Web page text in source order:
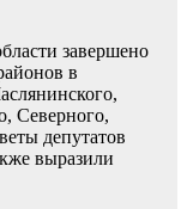
завершено
в
Северного,
депутатов
выразили